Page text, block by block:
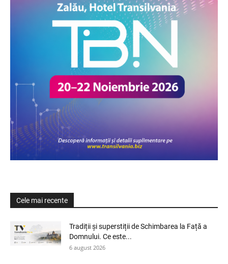
Cele mai recente
Tradiții și superstiții de Schimbarea la Față a
Domnului. Ce este...
6 august 2026